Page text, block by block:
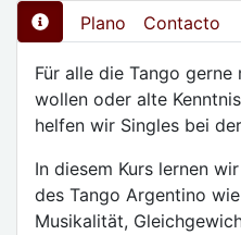
Plano Contacto
Für alle die Tango gerne
wollen oder alte
helfen wir Singles bei
In diesem Kurs lernen
des Tango Argentino
Musikalität,